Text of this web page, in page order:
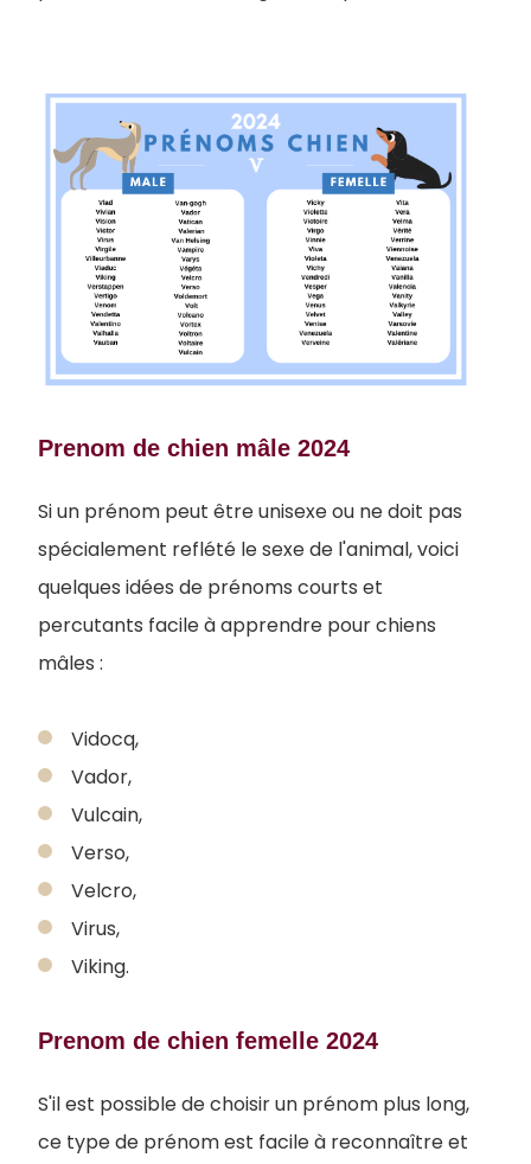
Prenom de chien mâle 2024
Si un prénom peut être unisexe ou ne doit pas
spécialement reflété le sexe de l'animal, voici
quelques idées de prénoms courts et
percutants facile à apprendre pour chiens
mâles :
Vidocq,
Vador,
Vulcain,
Verso,
Velcro,
Virus,
Viking.
Prenom de chien femelle 2024
S'il est possible de choisir un prénom plus long,
ce type de prénom est facile à reconnaître et